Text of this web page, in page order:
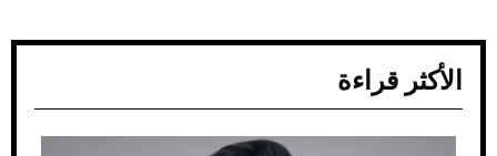
الأكثر قراءة